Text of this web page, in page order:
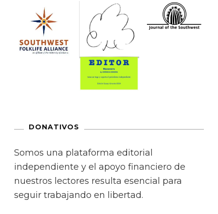
DONATIVOS
Somos una plataforma editorial
independiente y el apoyo financiero de
nuestros lectores resulta esencial para
seguir trabajando en libertad.